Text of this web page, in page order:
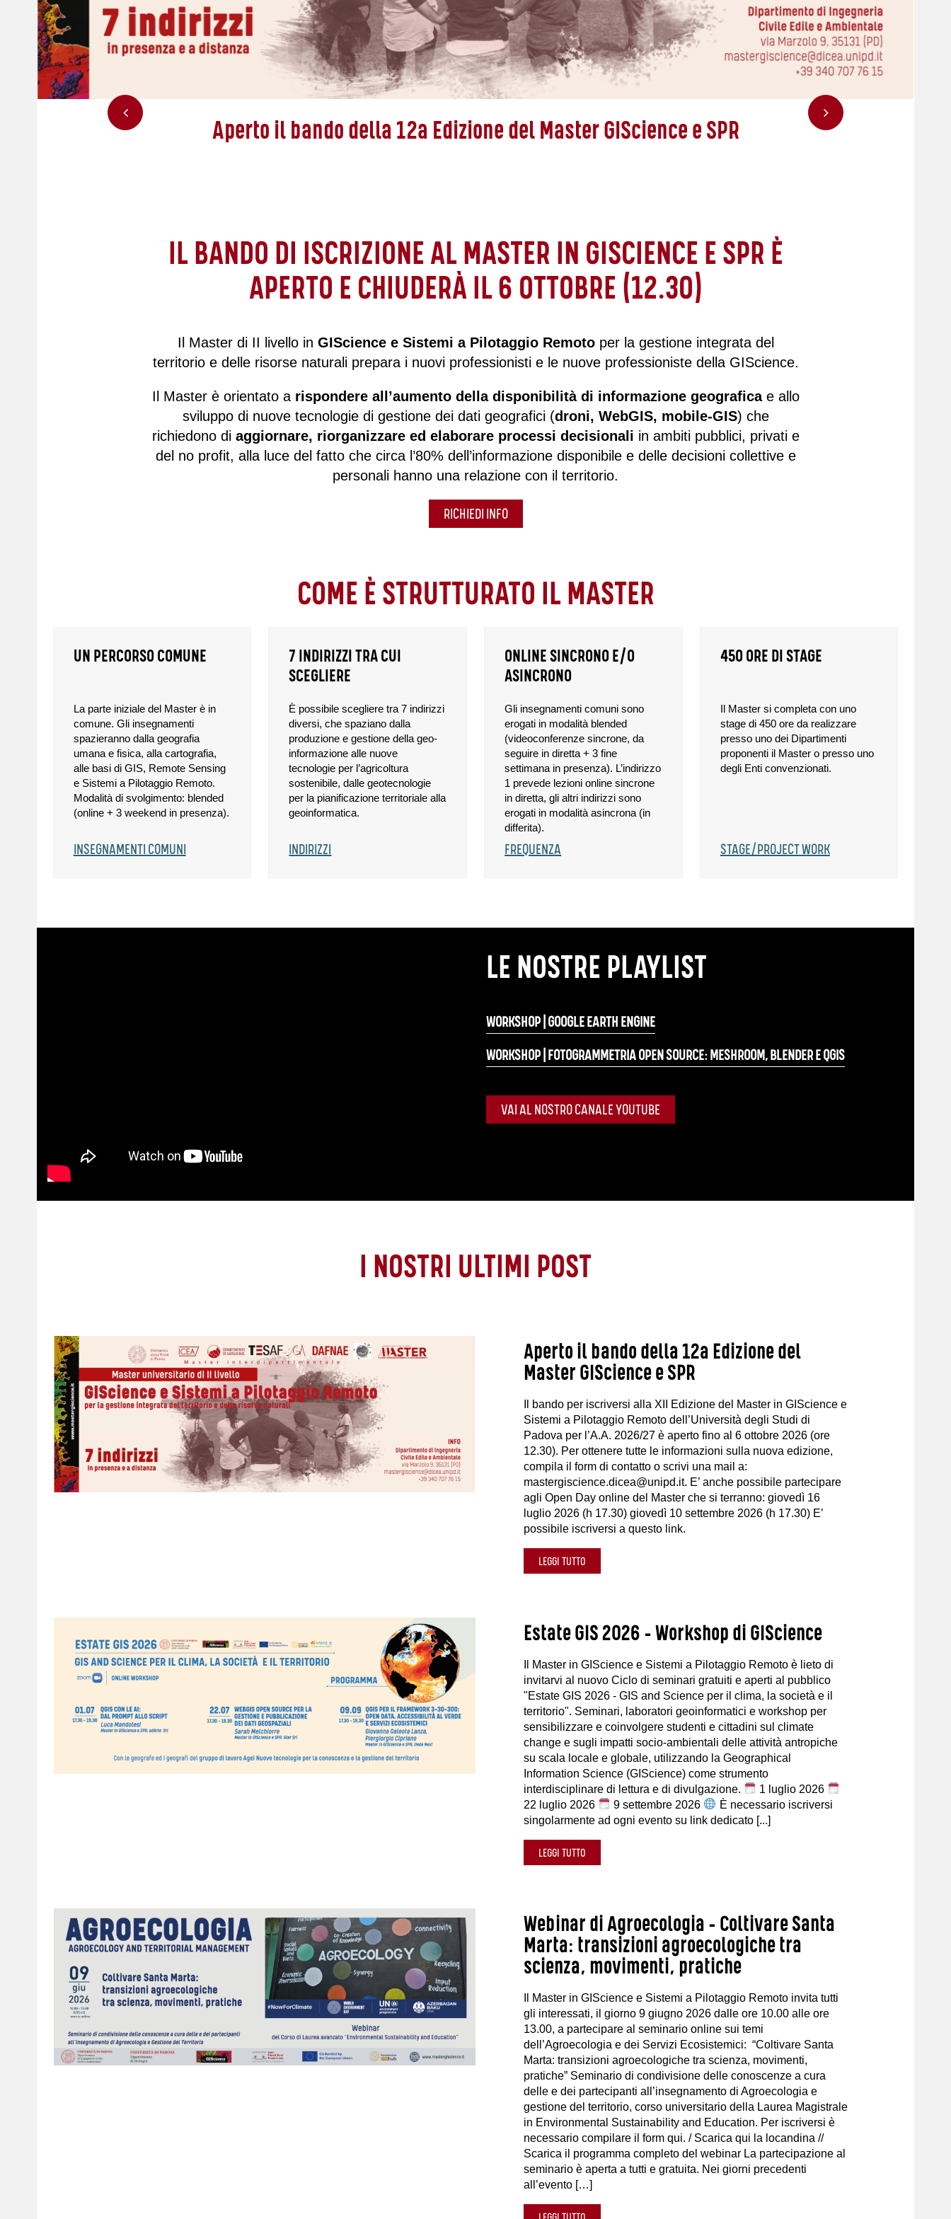
Aperto il bando della 12a Edizione del Master GIScience e SPR
IL BANDO DI ISCRIZIONE AL MASTER IN GISCIENCE E SPR È
APERTO E CHIUDERÀ IL 6 OTTOBRE (12.30)
Il Master di II livello in GIScience e Sistemi a Pilotaggio Remotoper la gestione integrata del
territorio e delle risorse naturali prepara i nuovi professionisti e le nuove professioniste della GIScience.
Il Master è orientato a rispondere all’aumento della disponibilità di informazione geograficae allo
sviluppo di nuove tecnologie di gestione dei dati geografici (droni, WebGIS, mobile-GIS) che
richiedono di aggiornare, riorganizzare ed elaborare processi decisionali in ambiti pubblici, privati e
del no profit, alla luce del fatto che circa l’80% dell’informazione disponibile e delle decisioni collettive e
personali hanno una relazione con il territorio.
RICHIEDI INFO
COME È STRUTTURATO IL MASTER
UN PERCORSO COMUNE
La parte iniziale del Master è in
comune. Gli insegnamenti
spazieranno dalla geografia
umana e fisica, alla cartografia,
alle basi di GIS, Remote Sensing
e Sistemi a Pilotaggio Remoto.
Modalità di svolgimento: blended
(online + 3 weekend in presenza).
INSEGNAMENTI COMUNI
7 INDIRIZZI TRA CUI
SCEGLIERE
È possibile scegliere tra 7 indirizzi
diversi, che spaziano dalla
produzione e gestione della geo-
informazione alle nuove
tecnologie per l’agricoltura
sostenibile, dalle geotecnologie
per la pianificazione territoriale alla
geoinformatica.
INDIRIZZI
ONLINE SINCRONO E/O
ASINCRONO
Gli insegnamenti comuni sono
erogati in modalità blended
(videoconferenze sincrone, da
seguire in diretta + 3 fine
settimana in presenza). L’indirizzo
1 prevede lezioni online sincrone
in diretta, gli altri indirizzi sono
erogati in modalità asincrona (in
differita).
FREQUENZA
450 ORE DI STAGE
Il Master si completa con uno
stage di 450 ore da realizzare
presso uno dei Dipartimenti
proponenti il Master o presso uno
degli Enti convenzionati.
STAGE/PROJECT WORK
LE NOSTRE PLAYLIST
WORKSHOP | GOOGLE EARTH ENGINE
WORKSHOP | FOTOGRAMMETRIA OPEN SOURCE: MESHROOM, BLENDER E QGIS
VAI AL NOSTRO CANALE YOUTUBE
I NOSTRI ULTIMI POST
Aperto il bando della 12a Edizione del
Master GIScience e SPR
Il bando per iscriversi alla XII Edizione del Master in GIScience e
Sistemi a Pilotaggio Remoto dell’Università degli Studi di
Padova per l’A.A. 2026/27 è aperto fino al 6 ottobre 2026 (ore
12.30). Per ottenere tutte le informazioni sulla nuova edizione,
compila il form di contatto o scrivi una mail a:
mastergiscience.dicea@unipd.it. E’ anche possibile partecipare
agli Open Day online del Master che si terranno: giovedì 16
luglio 2026 (h 17.30) giovedì 10 settembre 2026 (h 17.30) E’
possibile iscriversi a questo link.
LEGGI TUTTO
Estate GIS 2026 – Workshop di GIScience
Il Master in GIScience e Sistemi a Pilotaggio Remoto è lieto di
invitarvi al nuovo Ciclo di seminari gratuiti e aperti al pubblico
"Estate GIS 2026 - GIS and Science per il clima, la società e il
territorio". Seminari, laboratori geoinformatici e workshop per
sensibilizzare e coinvolgere studenti e cittadini sul climate
change e sugli impatti socio-ambientali delle attività antropiche
su scala locale e globale, utilizzando la Geographical
Information Science (GIScience) come strumento
interdisciplinare di lettura e di divulgazione.
1 luglio 2026
22 luglio 2026
9 settembre 2026
È necessario iscriversi
singolarmente ad ogni evento su link dedicato [...]
LEGGI TUTTO
Webinar di Agroecologia – Coltivare Santa
Marta: transizioni agroecologiche tra
scienza, movimenti, pratiche
Il Master in GIScience e Sistemi a Pilotaggio Remoto invita tutti
gli interessati, il giorno 9 giugno 2026 dalle ore 10.00 alle ore
13.00, a partecipare al seminario online sui temi
dell’Agroecologia e dei Servizi Ecosistemici: “Coltivare Santa
Marta: transizioni agroecologiche tra scienza, movimenti,
pratiche” Seminario di condivisione delle conoscenze a cura
delle e dei partecipanti all’insegnamento di Agroecologia e
gestione del territorio, corso universitario della Laurea Magistrale
in Environmental Sustainability and Education. Per iscriversi è
necessario compilare il form qui. / Scarica qui la locandina //
Scarica il programma completo del webinar La partecipazione al
seminario è aperta a tutti e gratuita. Nei giorni precedenti
all’evento […]